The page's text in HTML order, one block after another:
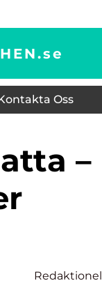
se
Oss
Redaktionel